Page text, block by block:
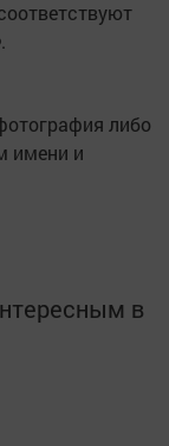
либо
имени и
в